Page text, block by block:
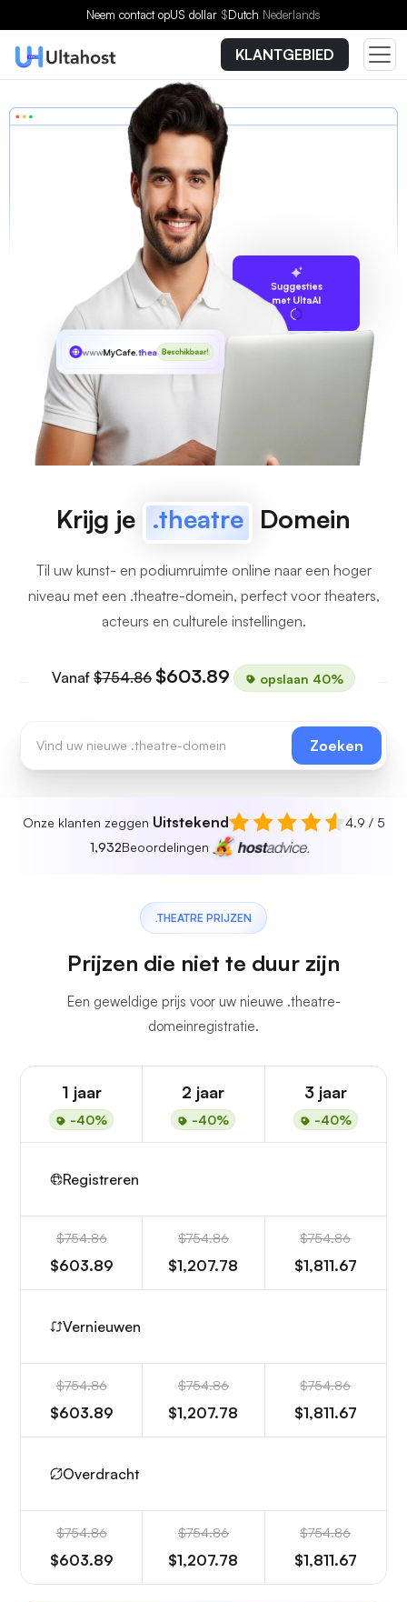
Neem contact opUS dollar $Dutch Nederlands
KLANTGEBIED
Suggesties
met UltaAI
wwwMyCafe.theatreBeschikbaar!
Krijg je .theatre Domein
Til uw kunst- en podiumruimte online naar een hoger
niveau met een .theatre-domein, perfect voor theaters,
acteurs en culturele instellingen.
Vanaf $754.86 $603.89 opslaan 40%
Zoeken
Onze klanten zeggen Uitstekend
4.9 / 5
1,932Beoordelingen
.THEATRE PRIJZEN
Prijzen die niet te duur zijn
Een geweldige prijs voor uw nieuwe .theatre-
domeinregistratie.
1 jaar
-40%
2 jaar
-40%
3 jaar
-40%
Registreren
$754.86
$603.89
$754.86
$1,207.78
$754.86
$1,811.67
Vernieuwen
$754.86
$603.89
$754.86
$1,207.78
$754.86
$1,811.67
Overdracht
$754.86
$603.89
$754.86
$1,207.78
$754.86
$1,811.67